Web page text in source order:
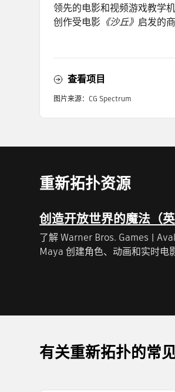
领先的电影和视频游戏教学
创作受电影 《沙丘》 启发的
查看项目
图片来源：CG Spectrum
重新拓扑资源
创造开放世界的魔法（英
了解 Warner Bros. Games |
Maya 创建角色、动画和实时电
有关重新拓扑的常